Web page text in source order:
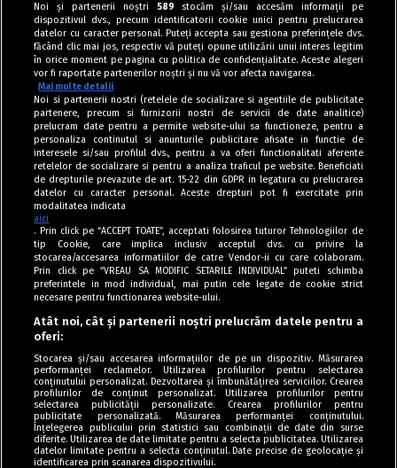
Tag index
Program Antena 1
Politica de cookies
Politica de confidențialitate
Termeni și condiții
Noi și partenerii noștri 589 stocăm și/sau accesăm informații pe
dispozitivul dvs., precum identificatorii cookie unici pentru prelucrarea
datelor cu caracter personal. Puteți accepta sau gestiona preferințele dvs.
făcând clic mai jos, respectiv vă puteți opune utilizării unui interes legitim
în orice moment pe pagina cu politica de confidențialitate. Aceste alegeri
vor fi raportate partenerilor noștri și nu vă vor afecta navigarea.
Mai multe detalii
Noi si partenerii nostri (retelele de socializare si agentiile de publicitate
partenere, precum si furnizorii nostri de servicii de date analitice)
prelucram date pentru a permite website-ului sa functioneze, pentru a
personaliza continutul si anunturile publicitare afisate in functie de
interesele si/sau profilul dvs., pentru a va oferi functionalitati aferente
retelelor de socializare si pentru a analiza traficul pe website. Beneficiati
de drepturile prevazute de art. 15-22 din GDPR in legatura cu prelucrarea
datelor cu caracter personal. Aceste drepturi pot fi exercitate prin
modalitatea indicata
aici
. Prin click pe “ACCEPT TOATE”, acceptati folosirea tuturor Tehnologiilor de
tip Cookie, care implica inclusiv acceptul dvs. cu privire la
stocarea/accesarea informatiilor de catre Vendor-ii cu care colaboram.
Prin click pe “VREAU SA MODIFIC SETARILE INDIVIDUAL” puteti schimba
preferintele in mod individual, mai putin cele legate de cookie strict
necesare pentru functionarea website-ului.
Atât noi, cât și partenerii noștri prelucrăm datele pentru a
oferi:
Stocarea și/sau accesarea informațiilor de pe un dispozitiv. Măsurarea
performanței reclamelor. Utilizarea profilurilor pentru selectarea
conținutului personalizat. Dezvoltarea și îmbunătățirea serviciilor. Crearea
profilurilor de conținut personalizat. Utilizarea profilurilor pentru
selectarea publicității personalizate. Crearea profilurilor pentru
publicitate personalizată. Măsurarea performanței conținutului.
Înțelegerea publicului prin statistici sau combinații de date din surse
diferite. Utilizarea de date limitate pentru a selecta publicitatea. Utilizarea
datelor limitate pentru a selecta conținutul. Date precise de geolocație și
identificarea prin scanarea dispozitivului.